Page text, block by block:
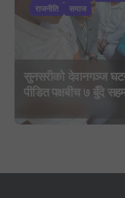
राजनीति
समाज
सुनसरीको देवानगञ्ज
पीडित पक्षबीच ७ बुँदे